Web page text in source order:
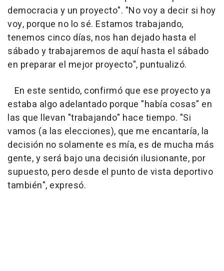
democracia y un proyecto". "No voy a decir si hoy
voy, porque no lo sé. Estamos trabajando,
tenemos cinco días, nos han dejado hasta el
sábado y trabajaremos de aquí hasta el sábado
en preparar el mejor proyecto", puntualizó.
En este sentido, confirmó que ese proyecto ya
estaba algo adelantado porque "había cosas" en
las que llevan "trabajando" hace tiempo. "Si
vamos (a las elecciones), que me encantaría, la
decisión no solamente es mía, es de mucha más
gente, y será bajo una decisión ilusionante, por
supuesto, pero desde el punto de vista deportivo
también", expresó.